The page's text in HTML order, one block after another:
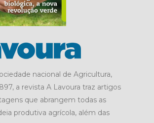
nacional de Agricultura,
a revista A Lavoura traz artigos
que abrangem todas as
produtiva agrícola, além das